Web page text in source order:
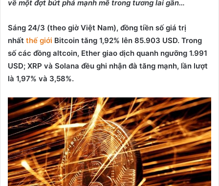
về một đợt bứt phá mạnh mẽ trong tương lai gần…
Sáng 24/3 (theo giờViệt Nam), đồng tiền sốgiá trị
nhất thế giới Bitcoin tăng 1,92% lên 85.903 USD. Trong
sốcác đồng altcoin, Ether giao dịch quanh ngưỡng 1.991
USD; XRP và Solana đều ghi nhận đà tăng mạnh, lần lượt
là 1,97% và 3,58%.